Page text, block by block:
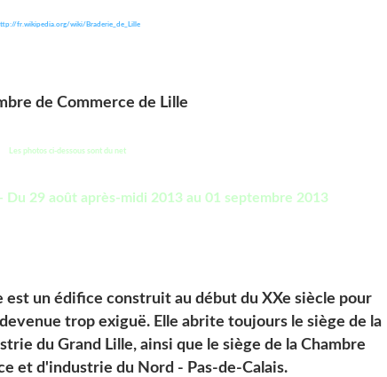
fr.wikipedia.org/wiki/Braderie_de_Lille
de Commerce de Lille
Les photos ci-dessous sont du net
est un édifice construit au début du XXe siècle pour
trop exiguë. Elle abrite toujours le siège de la
du Grand Lille, ainsi que le siège de la Chambre
et d'industrie du Nord - Pas-de-Calais.